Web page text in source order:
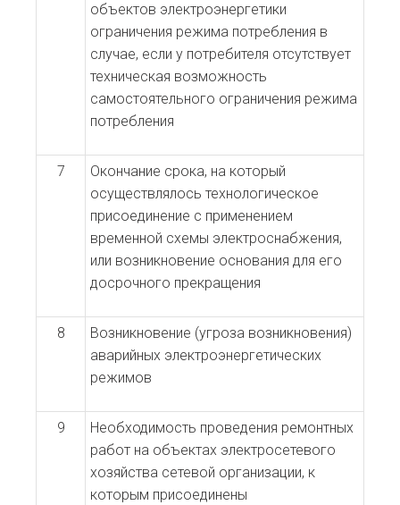
объектов электроэнергетики
ограничения режима потребления в
случае, если у потребителя отсутствует
техническая возможность
самостоятельного ограничения режима
потребления
7
Окончание срока, на который
осуществлялось технологическое
присоединение с применением
временной схемы электроснабжения,
или возникновение основания для его
досрочного прекращения
8
Возникновение (угроза возникновения)
аварийных электроэнергетических
режимов
9
Необходимость проведения ремонтных
работ на объектах электросетевого
хозяйства сетевой организации, к
которым присоединены